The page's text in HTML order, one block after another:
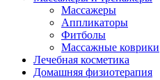
Массажеры
Аппликаторы
Фитболы
Массажные коврики
Лечебная косметика
Домашняя физиотерапия